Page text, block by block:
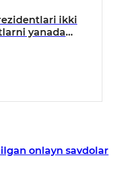
ikki
yanada
onlayn savdolar